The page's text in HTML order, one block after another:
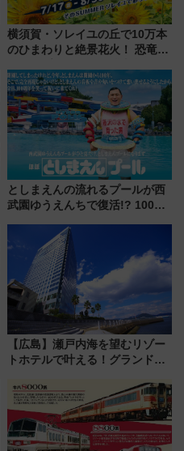
横須賀・ソレイユの丘で10万本
のひまわりと絶景花火！ 恐竜や
帰りお出かけ最新情報（2026年
7月17日～開催）
としまえんの流れるプールが西
武園ゆうえんちで復活!? 100周
イダー」に注目 2026年夏は所
沢へ遊びに行こう
【広島】瀬戸内海を望むリゾー
トホテルで叶える！グランドプ
ディング＆カジュアルパーティ
ープラン